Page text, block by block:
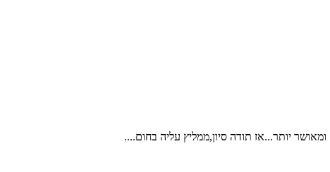
יותר...אז תודה סיון,ממליץ עליה בחום....